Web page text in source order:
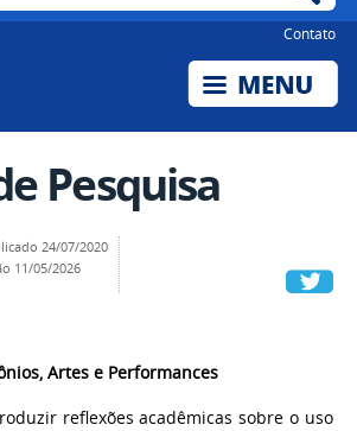
Contato
Pesquisa
24/07/2020
11/05/2026
Artes e Performances
reflexões acadêmicas sobre o uso